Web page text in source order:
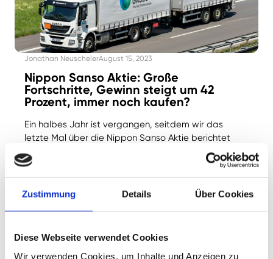
Zustimmung Details Über Cookies
Diese Webseite verwendet Cookies
Wir verwenden Cookies, um Inhalte und Anzeigen zu
Jonathan NeuschelerAugust 15, 2023
Nippon Sanso Aktie: Große
Fortschritte, Gewinn steigt um 42
Prozent, immer noch kaufen?
Ein halbes Jahr ist vergangen, seitdem wir das
letzte Mal über die Nippon Sanso Aktie berichtet
haben. Der Kurs legte seitdem um 31 Prozent, der
Gewinn sogar um 42 Prozent zu. Woher kommt die
Wachstumsdynamik und ist die Aktie immer noch
kaufenswert?
Jetzt lesen